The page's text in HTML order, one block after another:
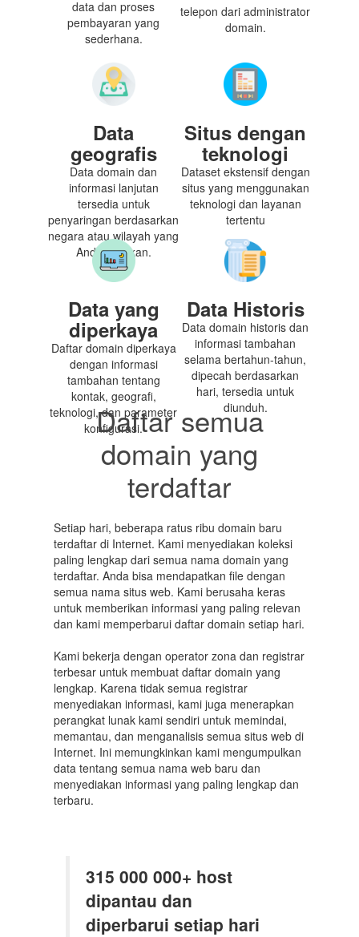
data dan proses
pembayaran yang
sederhana.
telepon dari administrator
domain.
Data
geografis
Data domain dan
informasi lanjutan
tersedia untuk
penyaringan berdasarkan
negara atau wilayah yang
Anda inginkan.
Situs dengan
teknologi
Dataset ekstensif dengan
situs yang menggunakan
teknologi dan layanan
tertentu
Data yang
diperkaya
Daftar domain diperkaya
dengan informasi
tambahan tentang
kontak, geografi,
teknologi, dan parameter
konfigurasi.
Data Historis
Data domain historis dan
informasi tambahan
selama bertahun-tahun,
dipecah berdasarkan
hari, tersedia untuk
diunduh.
Daftar semua
domain yang
terdaftar
Setiap hari, beberapa ratus ribu domain baru
terdaftar di Internet. Kami menyediakan koleksi
paling lengkap dari semua nama domain yang
terdaftar. Anda bisa mendapatkan file dengan
semua nama situs web. Kami berusaha keras
untuk memberikan informasi yang paling relevan
dan kami memperbarui daftar domain setiap hari.
Kami bekerja dengan operator zona dan registrar
terbesar untuk membuat daftar domain yang
lengkap. Karena tidak semua registrar
menyediakan informasi, kami juga menerapkan
perangkat lunak kami sendiri untuk memindai,
memantau, dan menganalisis semua situs web di
Internet. Ini memungkinkan kami mengumpulkan
data tentang semua nama web baru dan
menyediakan informasi yang paling lengkap dan
terbaru.
315 000 000+ host
dipantau dan
diperbarui setiap hari